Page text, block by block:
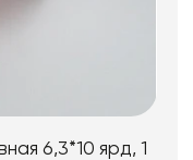
6,3*10 ярд, 1